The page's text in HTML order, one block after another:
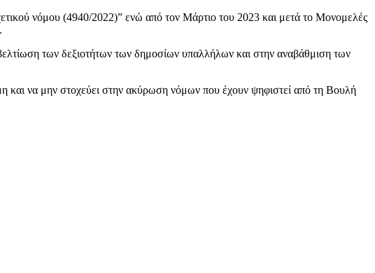
νόμου (4940/2022)” ενώ από τον Μάρτιο του 2023 και μετά το Μονομελές
των δεξιοτήτων των δημοσίων υπαλλήλων και στην αναβάθμιση των
και να μην στοχεύει στην ακύρωση νόμων που έχουν ψηφιστεί από τη Βουλή